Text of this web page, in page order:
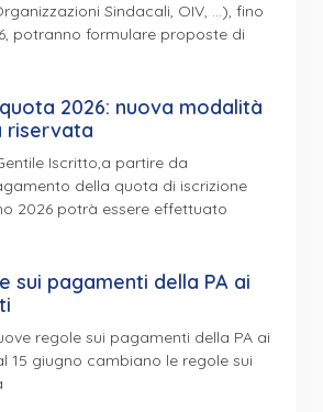
Sindacali, OIV, …), fino
potranno formulare proposte di
2026: nuova modalità
riservata
Iscritto,a partire da
della quota di iscrizione
2026 potrà essere effettuato
sui pagamenti della PA ai
regole sui pagamenti della PA ai
15 giugno cambiano le regole sui